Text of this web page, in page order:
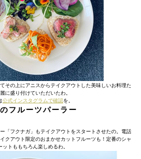
その上にアニスからテイクアウトした美味しいお料理た
に盛り付けていただいたわ。
公式インスタグラムで確認を。
フルーツパーラー
「フクナガ」もテイクアウトをスタートさせたの。電話
クアウト限定のおまかせカットフルーツも！定番のシャ
ットももちろん楽しめるわ。